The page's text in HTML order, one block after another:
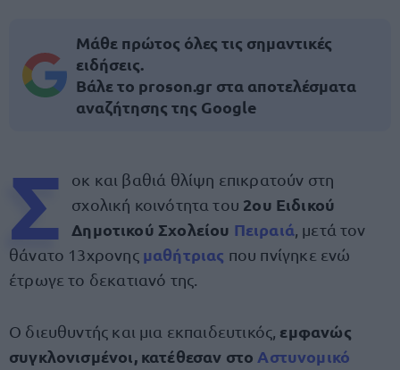
Μάθε πρώτος όλες τις σημαντικές
ειδήσεις.
Βάλε το proson.gr στα αποτελέσματα
αναζήτησης της Google
Σ
οκ και βαθιά θλίψη επικρατούν στη
σχολική κοινότητα του 2ου Ειδικού
Δημοτικού Σχολείου Πειραιά , μετά τον
θάνατο 13χρονης μαθήτριας που πνίγηκε ενώ
έτρωγε το δεκατιανό της.
Ο διευθυντής και μια εκπαιδευτικός, εμφανώς
συγκλονισμένοι, κατέθεσαν στο Αστυνομικό